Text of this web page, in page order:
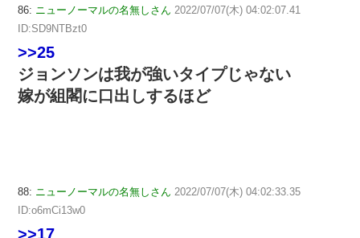
86: ニューノーマルの名無しさん 2022/07/07(木) 04:02:07.41
ID:SD9NTBzt0
>>25
ジョンソンは我が強いタイプじゃない
嫁が組閣に口出しするほど
88: ニューノーマルの名無しさん 2022/07/07(木) 04:02:33.35
ID:o6mCi13w0
>>17